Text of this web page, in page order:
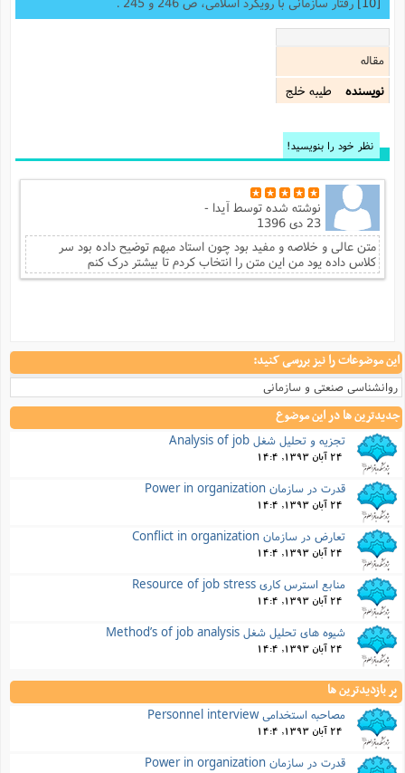
مقاله
نویسنده
طيبه خلج
نظر خود را بنویسید!
نوشته شده توسطآيدا -
23 دی 1396
متن عالی و خلاصه و مفید بود چون استاد مبهم توضیح داده بود سر
کلاس داده یود من این متن را انتخاب کردم تا بیشتر درک کنم
این موضوعات را نیز بررسی کنید:
روانشناسی صنعتی و سازمانی
جدیدترین ها در این موضوع
تجزیه و تحلیل شغل Analysis of job
24 آبان 1393, 14:4
قدرت در سازمان Power in organization
24 آبان 1393, 14:4
تعارض در سازمان Conflict in organization
24 آبان 1393, 14:4
منابع استرس کاری Resource of job stress
24 آبان 1393, 14:4
شیوه های تحلیل شغل Method’s of job analysis
24 آبان 1393, 14:4
پر بازدیدترین ها
مصاحبه استخدامی Personnel interview
24 آبان 1393, 14:4
قدرت در سازمان Power in organization